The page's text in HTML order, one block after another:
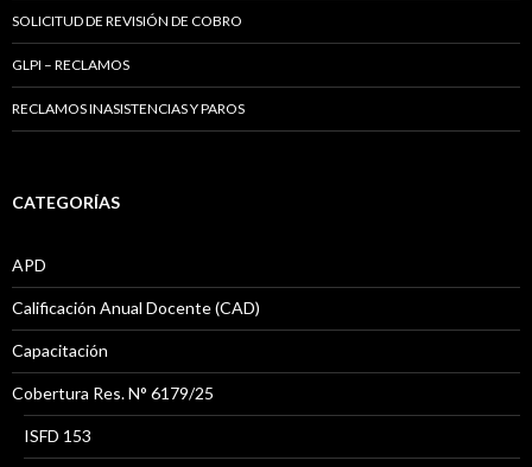
SOLICITUD DE REVISIÓN DE COBRO
GLPI – RECLAMOS
RECLAMOS INASISTENCIAS Y PAROS
CATEGORÍAS
APD
Calificación Anual Docente (CAD)
Capacitación
Cobertura Res. N° 6179/25
ISFD 153